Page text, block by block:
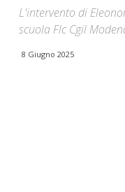
L'intervento di
scuola Flc Cgil
8 Giugno 2025